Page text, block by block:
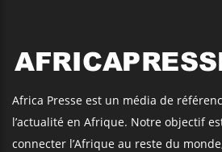
Africa Presse est un média de
l’actualité en Afrique. Notre objectif
connecter l’Afrique au reste du